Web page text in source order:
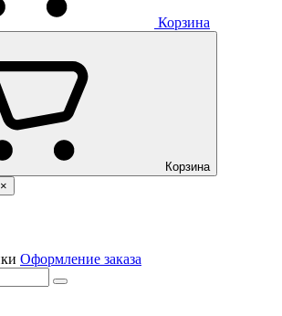
Корзина
Корзина
×
Оформление заказа